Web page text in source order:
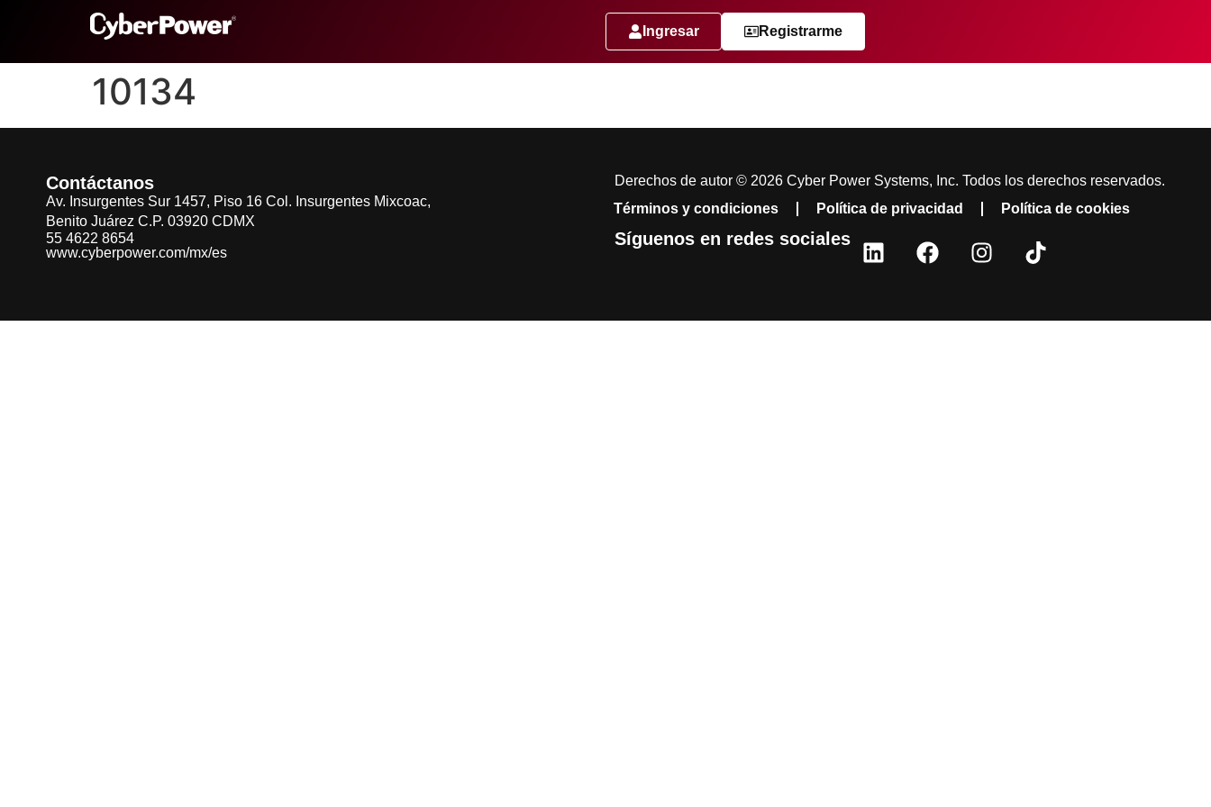
Ingresar Registrarme
10134
Contáctanos
Av. Insurgentes Sur 1457, Piso 16 Col. Insurgentes Mixcoac,
Benito Juárez C.P. 03920 CDMX
55 4622 8654
www.cyberpower.com/mx/es
Derechos de autor © 2026 Cyber Power Systems, Inc. Todos los derechos reservados.
Términos y condiciones
Política de privacidad Política de cookies
Síguenos en redes sociales